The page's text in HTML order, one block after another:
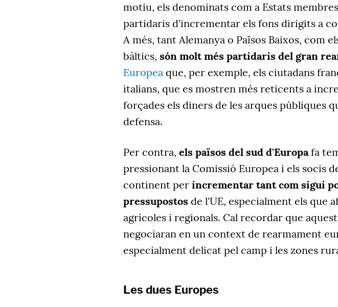
motiu, els denominats com a Estats
partidaris d'incrementar els fons dirigits a
A més, tant Alemanya o Països Baixos, com
bàltics, són molt més partidaris del gran
Europea que, per exemple, els ciutadans
italians, que es mostren més reticents a
forçades els diners de les arques públiques
defensa.
Per contra, els països del sud d'Europafa
pressionant la Comissió Europea i els socis
continent per incrementar tant com sigui
pressupostos de l'UE, especialment els que
agrícoles i regionals. Cal recordar que
negociaran en un context de rearmament
especialment delicat pel camp i les zones
Les dues Europes